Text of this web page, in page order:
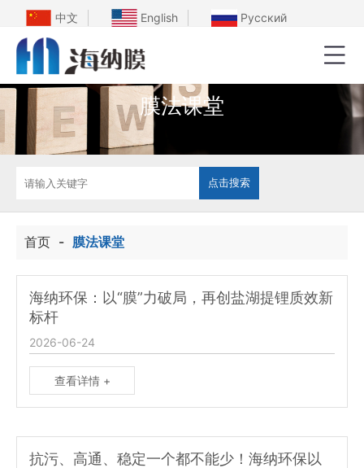
中文 English Русский
膜法课堂
首页 - 膜法课堂
海纳环保：以“膜”力破局，再创盐湖提锂质效新
标杆
2026-06-24
查看详情 +
抗污、高通、稳定一个都不能少！海纳环保以